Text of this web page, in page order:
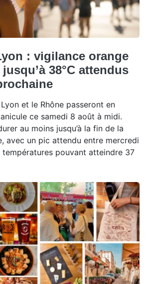
: vigilance orange
38°C attendus
et le Rhône passeront en
ce samedi 8 août à midi.
au moins jusqu’à la fin de la
avec un pic attendu entre mercredi
pouvant atteindre 37